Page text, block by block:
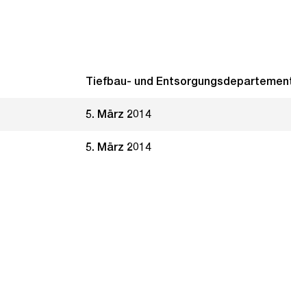
Tiefbau- und
5. März 2014
5. März 2014